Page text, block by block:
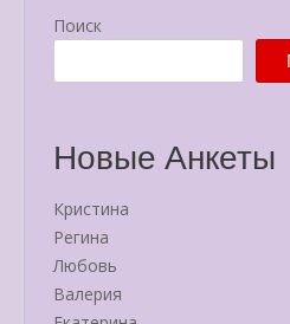
Поиск
Новые Анкеты
Кристина
Регина
Любовь
Валерия